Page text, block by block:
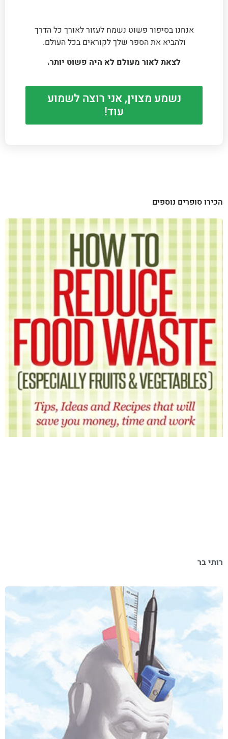
אנחנו בסיפור פשוט נשמח לעזור לאורך כל הדרך
ולהביא את הספר שלך לקוראים בכל העולם.
לצאת לאור מעולם לא היה פשוט יותר.
נשמע מצוין, אני רוצה לשמוע
עוד!
הכירו סופרים נוספים
רותי בר